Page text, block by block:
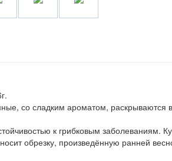
со сладким ароматом, раскрываются
к грибковым заболеваниям.
обрезку, произведённую ранней